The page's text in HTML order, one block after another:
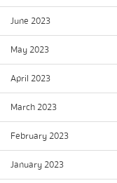
June 2023
May 2023
April 2023
March 2023
February 2023
January 2023